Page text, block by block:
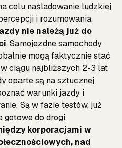
celu naśladowanie ludzkiej
i rozumowania.
nie należą już do
. Samojezdne samochody
mogą faktycznie stać
ciągu najbliższych 2-3 lat
oparte są na sztucznej
warunki jazdy i
Są w fazie testów, już
gotowe do drogi.
korporacjami w
nad